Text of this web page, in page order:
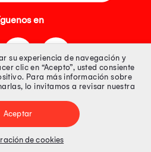
en
Segura
Nº 20493020618. Todos los derechos
Precios online publicados
su experiencia de navegación y
clic en “Acepto”, usted consiente
Para más información sobre
lo invitamos a revisar nuestra
Aceptar
de cookies